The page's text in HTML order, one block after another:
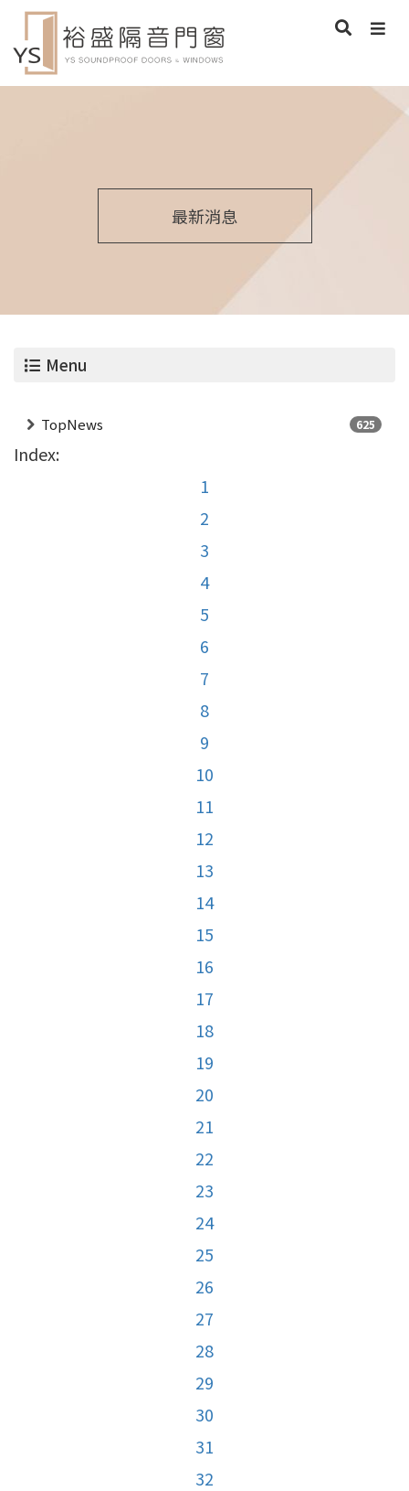
最新消息
Menu
TopNews 625
Index:
1
2
3
4
5
6
7
8
9
10
11
12
13
14
15
16
17
18
19
20
21
22
23
24
25
26
27
28
29
30
31
32